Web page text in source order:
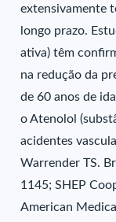
extensivamente
longo prazo.
ativa) têm
na redução da
de 60 anos de
o Atenolol
acidentes
Warrender TS.
1145; SHEP
American